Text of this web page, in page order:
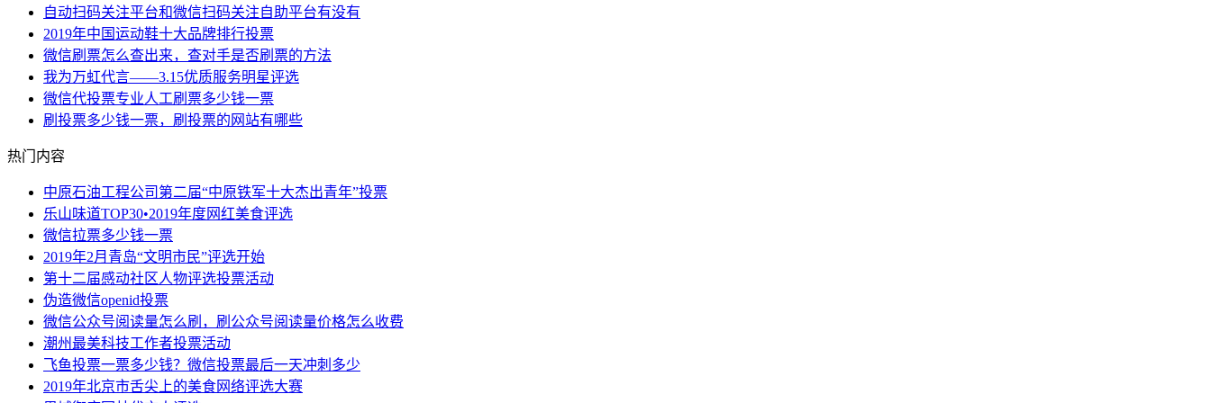
自动扫码关注平台和微信扫码关注自助平台有没有
2019年中国运动鞋十大品牌排行投票
微信刷票怎么查出来，查对手是否刷票的方法
我为万虹代言——3.15优质服务明星评选
微信代投票专业人工刷票多少钱一票
刷投票多少钱一票，刷投票的网站有哪些
热门内容
中原石油工程公司第二届“中原铁军十大杰出青年”投票
乐山味道TOP30•2019年度网红美食评选
微信拉票多少钱一票
2019年2月青岛“文明市民”评选开始
第十二届感动社区人物评选投票活动
伪造微信openid投票
微信公众号阅读量怎么刷，刷公众号阅读量价格怎么收费
潮州最美科技工作者投票活动
飞鱼投票一票多少钱？微信投票最后一天冲刺多少
2019年北京市舌尖上的美食网络评选大赛